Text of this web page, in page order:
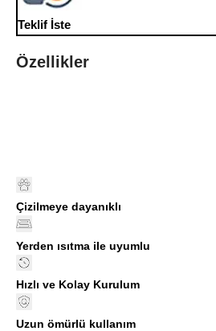
Teklif İste
Özellikler
Çizilmeye dayanıklı
Yerden ısıtma ile uyumlu
Hızlı ve Kolay Kurulum
Uzun ömürlü kullanım